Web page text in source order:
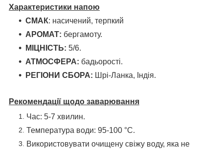
Характеристики напою
СМАК: насичений, терпкий
АРОМАТ: бергамоту.
МІЦНІСТЬ: 5/6.
АТМОСФЕРА: бадьорості.
РЕГІОНИ СБОРА: Шрі-Ланка, Індія.
Рекомендації щодо заварювання
Час: 5-7 хвилин.
Температура води: 95-100 °С.
Використовувати очищену свіжу воду, яка не